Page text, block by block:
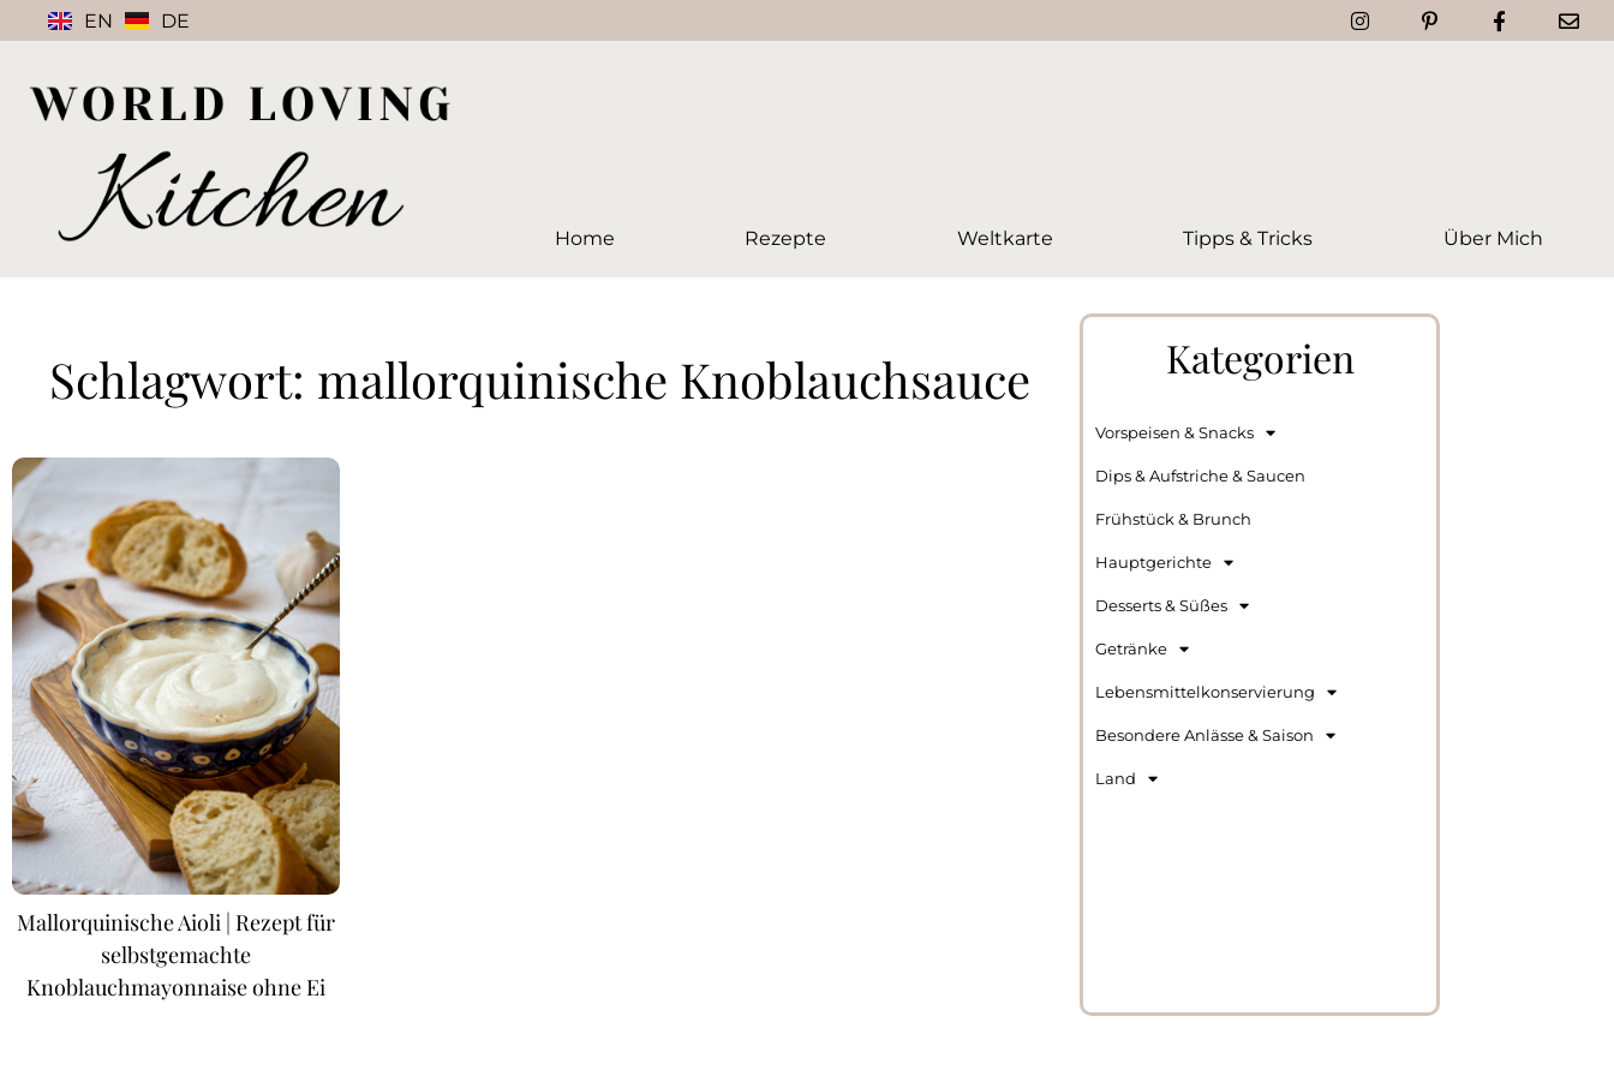
EN DE
Home Rezepte Weltkarte Tipps & Tricks Über Mich
Schlagwort: mallorquinische Knoblauchsauce
Mallorquinische Aioli | Rezept für
selbstgemachte
Knoblauchmayonnaise ohne Ei
Kategorien
Vorspeisen & Snacks
Dips & Aufstriche & Saucen
Frühstück & Brunch
Hauptgerichte
Desserts & Süßes
Getränke
Lebensmittelkonservierung
Besondere Anlässe & Saison
Land